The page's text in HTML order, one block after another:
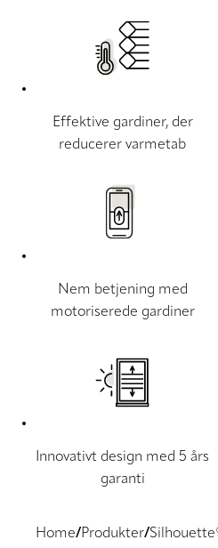
Effektive gardiner, der
reducerer varmetab
Nem betjening med
motoriserede gardiner
Innovativt design med 5 års
garanti
Home Produkter